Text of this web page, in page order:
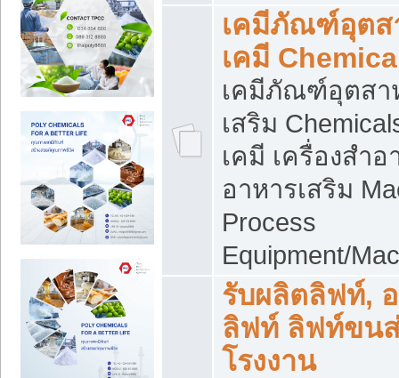
เคมีภัณฑ์อุตส
เคมี
เคมีภัณฑ์อุตสา
เสริม
เคมี เครื่องสำ
อาหารเสริม
Process
Equipment/
รับผลิตลิฟท์,
ลิฟท์ ลิฟท์ขน
โรงงาน